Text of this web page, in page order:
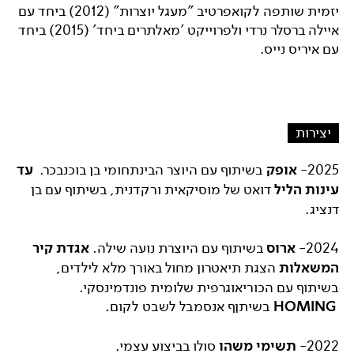
יזמית שותפה לקואפרטיב "מעגל יוצרות" (2012) ביחד עם
איילה ברסלר נרדי ולפרוייקט 'מאלתרים ביחד' (2015) ביחד
עם איריס נייס.
יצירות
2025- אופק בשיתוף עם היוצר הבינתחומי בן בוכנבכר. עד
עינות הלילדואט של מוסיקאית ורקדנית, בשיתוף עם בן
דנציג.
2024- ארוס בשיתוף עם היוצרת נועה שילה. אגדת קיר
המשאלות הצגת תיאטרון מחול באורך מלא לילדים,
בשיתוף עם הכוריאוגרפית שלומית פונדמינסקי.
HOMING בשיתןף אנסמבל לשבט לקום.
2022- תשימי משהו סולו בביצוע עצמי.